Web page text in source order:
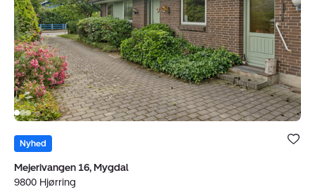
9800
Hjørring
Bolig er
under dine
Nyhed
Mejerivangen 16, Mygdal
9800 Hjørring